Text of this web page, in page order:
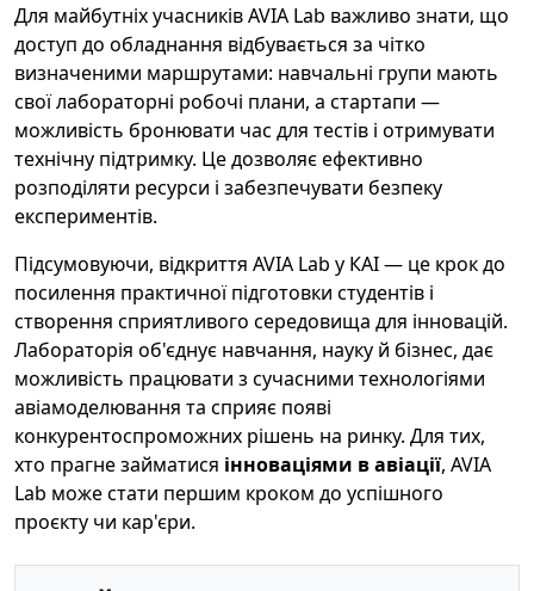
Для майбутніх учасників AVIA Lab важливо знати, що
доступ до обладнання відбувається за чітко
визначеними маршрутами: навчальні групи мають
свої лабораторні робочі плани, а стартапи —
можливість бронювати час для тестів і отримувати
технічну підтримку. Це дозволяє ефективно
розподіляти ресурси і забезпечувати безпеку
експериментів.
Підсумовуючи, відкриття AVIA Lab у КАІ — це крок до
посилення практичної підготовки студентів і
створення сприятливого середовища для інновацій.
Лабораторія об'єднує навчання, науку й бізнес, дає
можливість працювати з сучасними технологіями
авіамоделювання та сприяє появі
конкурентоспроможних рішень на ринку. Для тих,
хто прагне займатися інноваціями в авіації, AVIA
Lab може стати першим кроком до успішного
проєкту чи кар'єри.